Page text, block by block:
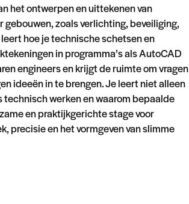
het ontwerpen en uittekenen van
zoals verlichting, beveiliging,
hoe je technische schetsen en
in programma’s als AutoCAD
engineers en krijgt de ruimte om vragen
ideeën in te brengen. Je leert niet alleen
werken en waarom bepaalde
en praktijkgerichte stage voor
precisie en het vormgeven van slimme